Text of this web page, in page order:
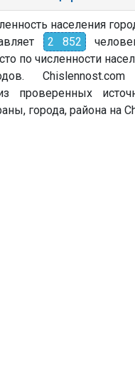
населения
2 852
по численности
Chislennost.com
проверенных
города, района на